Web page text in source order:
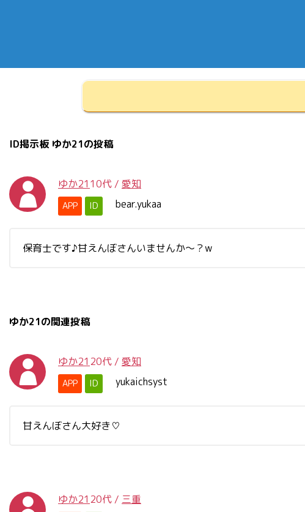
ID掲示板 ゆか21の投稿
ゆか21 10代 / 愛知
APP ID bear.yukaa
保育士です♪甘えんぼさんいませんか～？w
ゆか21の関連投稿
ゆか21 20代 / 愛知
APP ID yukaichsyst
甘えんぼさん大好き♡
ゆか21 20代 / 三重